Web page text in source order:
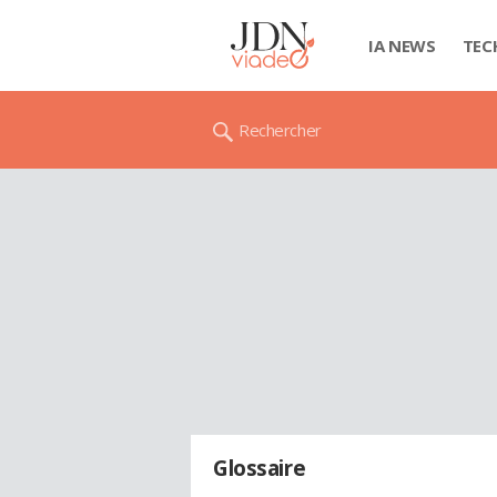
IA NEWS
Rechercher
Glossaire